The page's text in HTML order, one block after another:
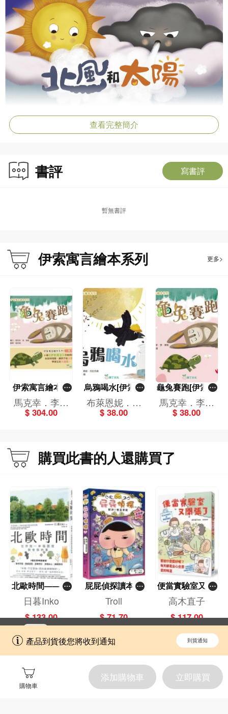
產品到貨後您將收到通知 到貨通知
購物車
添加購物車 立即購買
查看完整簡介
書評 寫書評
暫無書評
伊索寓言繪本系列 更多>
伊索寓言繪本系
列（一套8冊）
馬克幸．李．
麥凱,貝姬．戴
$ 304.00
烏鴉喝水[伊索寓
言繪本系列]
布萊恩妮．克
拉克森
$ 38.00
龜兔賽跑[伊索寓
言繪本系列]
馬克幸．李．
麥凱
$ 38.00
購買此書的人還購買了
北歐時間——世
界第一幸福國度
教會我的事
日暮Inko
$ 133.00
屁屁偵探讀本(1
3)－－對決！怪
篇）
Troll
$ 71.70
便當實驗室又開
張了——日日和
特別日的菜單挑
戰記
高木直子
$ 117.00
擁抱更全面的購物和文化體驗。
開啟